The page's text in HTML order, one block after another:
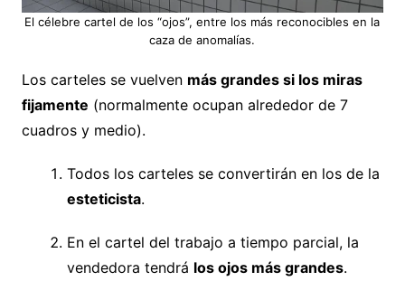
El célebre cartel de los “ojos”, entre los más reconocibles en la
caza de anomalías.
Los carteles se vuelven más grandes si los miras
fijamente (normalmente ocupan alrededor de 7
cuadros y medio).
Todos los carteles se convertirán en los de la
esteticista.
En el cartel del trabajo a tiempo parcial, la
vendedora tendrá los ojos más grandes.